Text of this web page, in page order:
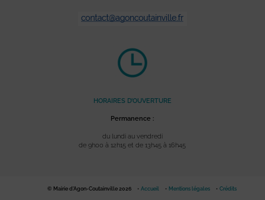
HORAIRES D’OUVERTURE
Permanence :
du lundi au vendredi
de 9h00 à 12h15 et de 13h45 à 16h45
© Mairie d'Agon-Coutainville 2026 Accueil Mentions légales Crédits